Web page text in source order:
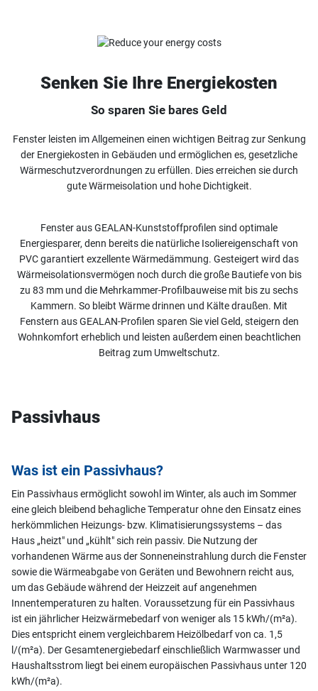
Senken Sie Ihre Energiekosten
So sparen Sie bares Geld
Fenster leisten im Allgemeinen einen wichtigen Beitrag zur Senkung
der Energiekosten in Gebäuden und ermöglichen es, gesetzliche
Wärmeschutzverordnungen zu erfüllen. Dies erreichen sie durch
gute Wärmeisolation und hohe Dichtigkeit.
Fenster aus GEALAN-Kunststoffprofilen sind optimale
Energiesparer, denn bereits die natürliche Isoliereigenschaft von
PVC garantiert exzellente Wärmedämmung. Gesteigert wird das
Wärmeisolationsvermögen noch durch die große Bautiefe von bis
zu 83 mm und die Mehrkammer-Profilbauweise mit bis zu sechs
Kammern. So bleibt Wärme drinnen und Kälte draußen. Mit
Fenstern aus GEALAN-Profilen sparen Sie viel Geld, steigern den
Wohnkomfort erheblich und leisten außerdem einen beachtlichen
Beitrag zum Umweltschutz.
Passivhaus
Was ist ein Passivhaus?
Ein Passivhaus ermöglicht sowohl im Winter, als auch im Sommer
eine gleich bleibend behagliche Temperatur ohne den Einsatz eines
herkömmlichen Heizungs- bzw. Klimatisierungssystems – das
Haus „heizt" und „kühlt" sich rein passiv. Die Nutzung der
vorhandenen Wärme aus der Sonneneinstrahlung durch die Fenster
sowie die Wärmeabgabe von Geräten und Bewohnern reicht aus,
um das Gebäude während der Heizzeit auf angenehmen
Innentemperaturen zu halten. Voraussetzung für ein Passivhaus
ist ein jährlicher Heizwärmebedarf von weniger als 15 kWh/(m²a).
Dies entspricht einem vergleichbarem Heizölbedarf von ca. 1,5
l/(m²a). Der Gesamtenergiebedarf einschließlich Warmwasser und
Haushaltsstrom liegt bei einem europäischen Passivhaus unter 120
kWh/(m²a).